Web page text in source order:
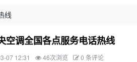
线
空调全国各点服务电话热线
07 12:31 46次浏览 0 条评论